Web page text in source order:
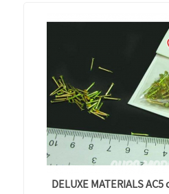
DELUXE MATERIALS